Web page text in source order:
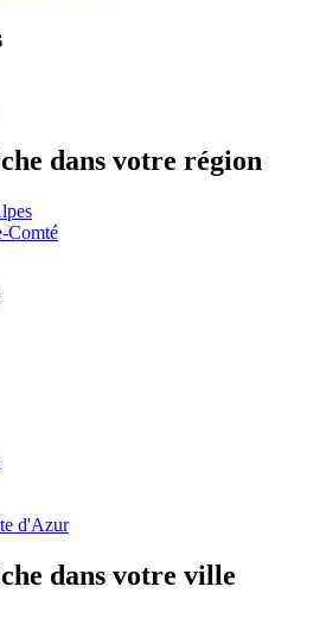
dans votre région
Comté
d'Azur
dans votre ville